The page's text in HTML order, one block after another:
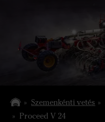
Szemenkénti vetés
Proceed V 24